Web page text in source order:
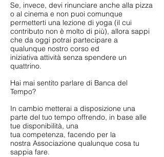
Se, invece, devi rinunciare anche alla pizza
o al cinema e non puoi comunque
permetterti una lezione di yoga (il cui
contributo non è molto di più), allora sappi
che da oggi potrai partecipare a
qualunque nostro corso ed
iniziativa attività senza spendere un
quattrino.
Hai mai sentito parlare di Banca del
Tempo?
In cambio metterai a disposizione una
parte del tuo tempo offrendo, in base alle
tue disponibilità, una
tua competenza, facendo per la
nostra Associazione qualunque cosa tu
sappia fare.